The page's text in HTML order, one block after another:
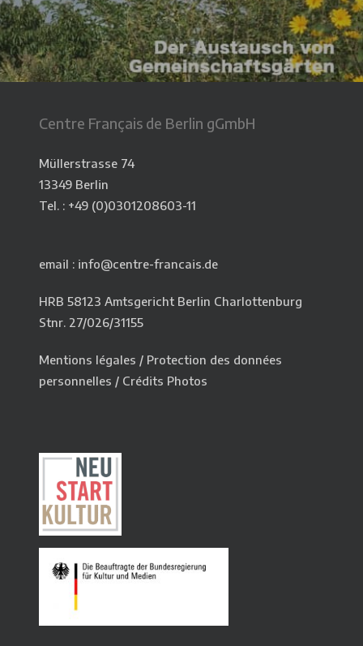
Centre Français de Berlin gGmbH
Müllerstrasse 74
13349 Berlin
Tel. : +49 (0)0301208603-11
email : info@centre-francais.de
HRB 58123 Amtsgericht Berlin Charlottenburg
Stnr. 27/026/31155
Mentions légales / Protection des données
personnelles / Crédits Photos